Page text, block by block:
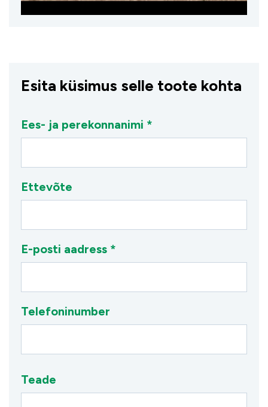
Esita küsimus selle toote kohta
Ees- ja perekonnanimi *
Ettevõte
E-posti aadress *
Telefoninumber
Teade